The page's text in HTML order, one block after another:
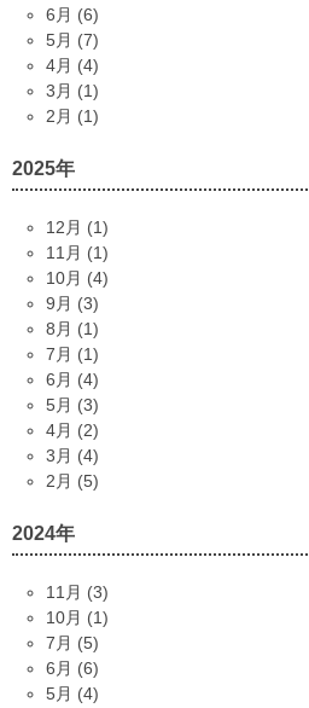
6月 (6)
5月 (7)
4月 (4)
3月 (1)
2月 (1)
2025年
12月 (1)
11月 (1)
10月 (4)
9月 (3)
8月 (1)
7月 (1)
6月 (4)
5月 (3)
4月 (2)
3月 (4)
2月 (5)
2024年
11月 (3)
10月 (1)
7月 (5)
6月 (6)
5月 (4)